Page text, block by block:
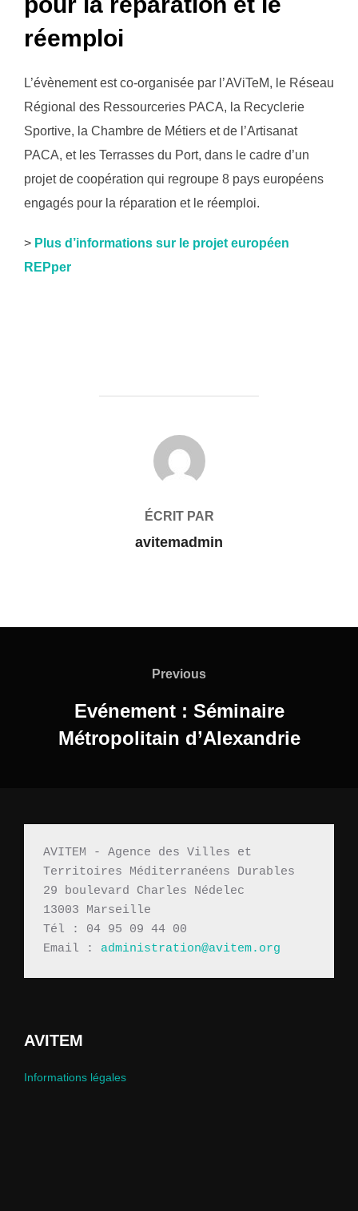
réemploi
L’évènement est co-organisée par l’AViTeM, le Réseau
Régional des Ressourceries PACA, la Recyclerie
Sportive, la Chambre de Métiers et de l’Artisanat
PACA, et les Terrasses du Port, dans le cadre d’un
projet de coopération qui regroupe 8 pays européens
engagés pour la réparation et le réemploi.
> Plus d’informations sur le projet européen
REPper
AUTEUR DE LA PUBLICATION
ÉCRIT PAR
avitemadmin
l’article
Previous
Previous
Evénement : Séminaire
Métropolitain d’Alexandrie
AVITEM - Agence des Villes et
Territoires Méditerranéens Durables
29 boulevard Charles Nédelec
13003 Marseille
Tél : 04 95 09 44 00
Email : administration@avitem.org
AVITEM
Informations légales